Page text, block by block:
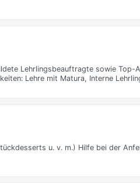
Lehrlingsbeauftragte sowie Top-
Lehre mit Matura, Interne
u. v. m.) Hilfe bei der